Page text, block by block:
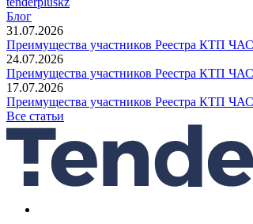
Блог
31.07.2026
Преимущества участников Реестра КТП
24.07.2026
Преимущества участников Реестра КТП
17.07.2026
Преимущества участников Реестра КТП
Все статьи